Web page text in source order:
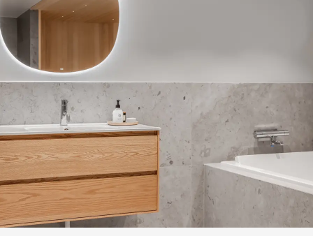
uppdrag